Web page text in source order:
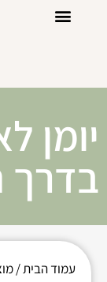
יומן
עמוד הבית/